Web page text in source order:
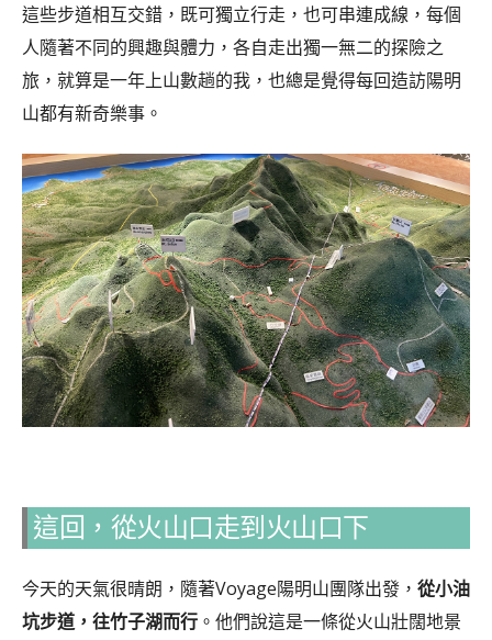
這些步道相互交錯，既可獨立行走，也可串連成線，每個
人隨著不同的興趣與體力，各自走出獨一無二的探險之
旅，就算是一年上山數趟的我，也總是覺得每回造訪陽明
山都有新奇樂事。
這回，從火山口走到火山口下
今天的天氣很晴朗，隨著Voyage陽明山團隊出發， 從小油
坑步道，往竹子湖而行 。他們說這是一條從火山壯闊地景